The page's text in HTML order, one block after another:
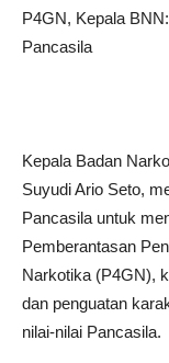
P4GN, Kepala
Pancasila
Kepala Badan
Suyudi Ario Seto,
Pancasila untuk
Pemberantasan
Narkotika (P4GN),
dan penguatan
nilai-nilai Pancasila.